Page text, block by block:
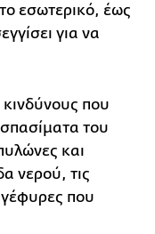
εσωτερικό, έως
για να
που
του
και
νερού, τις
που